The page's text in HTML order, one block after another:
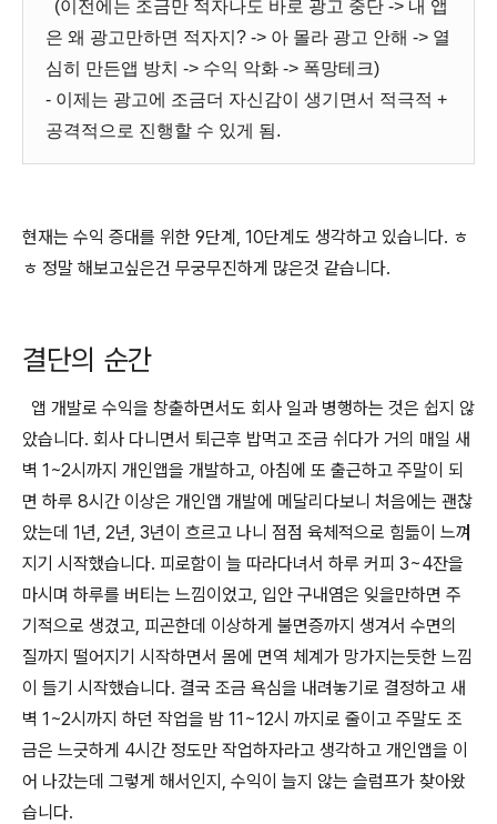
(이전에는 조금만 적자나도 바로 광고 중단 -> 내 앱
은 왜 광고만하면 적자지? -> 아 몰라 광고 안해 -> 열
심히 만든앱 방치 -> 수익 악화 -> 폭망테크)
- 이제는 광고에 조금더 자신감이 생기면서 적극적 +
공격적으로 진행할 수 있게 됨.
현재는 수익 증대를 위한 9단계, 10단계도 생각하고 있습니다. ㅎ
ㅎ 정말 해보고싶은건 무궁무진하게 많은것 같습니다.
결단의 순간
앱 개발로 수익을 창출하면서도 회사 일과 병행하는 것은 쉽지 않
았습니다. 회사 다니면서 퇴근후 밥먹고 조금 쉬다가 거의 매일 새
벽 1~2시까지 개인앱을 개발하고, 아침에 또 출근하고 주말이 되
면 하루 8시간 이상은 개인앱 개발에 메달리다보니 처음에는 괜찮
았는데 1년, 2년, 3년이 흐르고 나니 점점 육체적으로 힘듦이 느껴
지기 시작했습니다. 피로함이 늘 따라다녀서 하루 커피 3~4잔을
마시며 하루를 버티는 느낌이었고, 입안 구내염은 잊을만하면 주
기적으로 생겼고, 피곤한데 이상하게 불면증까지 생겨서 수면의
질까지 떨어지기 시작하면서 몸에 면역 체계가 망가지는듯한 느낌
이 들기 시작했습니다. 결국 조금 욕심을 내려놓기로 결정하고 새
벽 1~2시까지 하던 작업을 밤 11~12시 까지로 줄이고 주말도 조
금은 느긋하게 4시간 정도만 작업하자라고 생각하고 개인앱을 이
어 나갔는데 그렇게 해서인지, 수익이 늘지 않는 슬럼프가 찾아왔
습니다.